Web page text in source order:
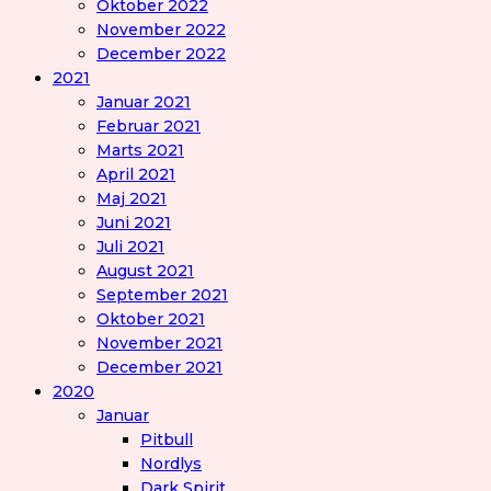
Oktober 2022
November 2022
December 2022
2021
Januar 2021
Februar 2021
Marts 2021
April 2021
Maj 2021
Juni 2021
Juli 2021
August 2021
September 2021
Oktober 2021
November 2021
December 2021
2020
Januar
Pitbull
Nordlys